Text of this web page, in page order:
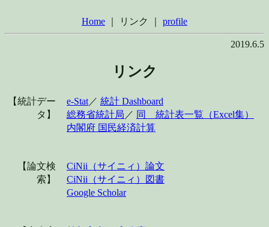
Home ｜ リンク ｜ profile
2019.6.5
リンク
【統計デー
タ】
e-Stat ／ 統計 Dashboard
総務省統計局 ／ 同 統計表一覧（Excel集）
内閣府 国民経済計算
【論文検
索】
CiNii（サイニィ）論文
CiNii（サイニィ）図書
Google Scholar